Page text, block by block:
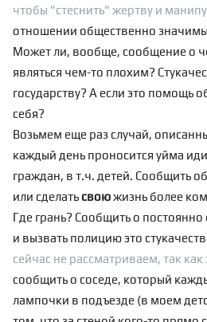
чтобы "стеснить" жертву и
отношении общественно
Может ли, вообще, сообщение о
являться чем-то плохим?
государству? А если это помощь
себя?
Возьмем еще раз случай,
каждый день проносится уйма
граждан, в т.ч. детей. Сообщить
или сделать своюжизнь более
Где грань? Сообщить о
и вызвать полицию это
сейчас не рассматриваем, так как
сообщить о соседе, который
лампочки в подъезде (в моем